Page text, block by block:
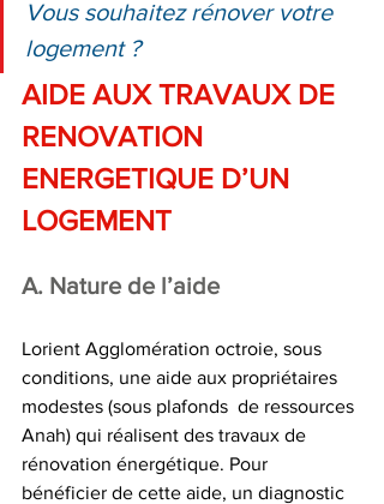
Vous souhaitez rénover votre
logement ?
AIDE AUX TRAVAUX DE
RENOVATION
ENERGETIQUE D’UN
LOGEMENT
A. Nature de l’aide
Lorient Agglomération octroie, sous
conditions, une aide aux propriétaires
modestes (sous plafonds  de ressources
Anah) qui réalisent des travaux de
rénovation énergétique. Pour
bénéficier de cette aide, un diagnostic